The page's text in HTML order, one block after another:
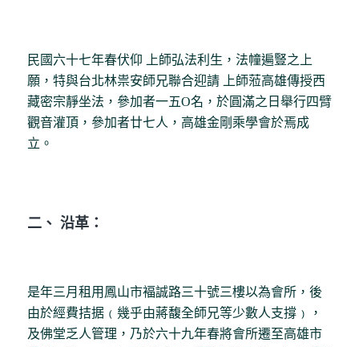
民國六十七年春伏仰 上師弘法利生，法幢遍豎之上
願，特與台北林祟安師兄聯合迎請 上師蒞高雄傳授西
藏密宗靜坐法，參加者一五O名，於圓滿之日舉行四臂
觀音灌頂，參加者廿七人，高雄金剛乘學會於焉成
立。
二、 沿革：
是年三月租用鳳山市褔誠路三十號三樓以為會所，後
由於經費拮据﹙幾乎由蔣馥全師兄等少數人支撐﹚，
及佛堂乏人管理，乃於六十九年春將會所遷至高雄市